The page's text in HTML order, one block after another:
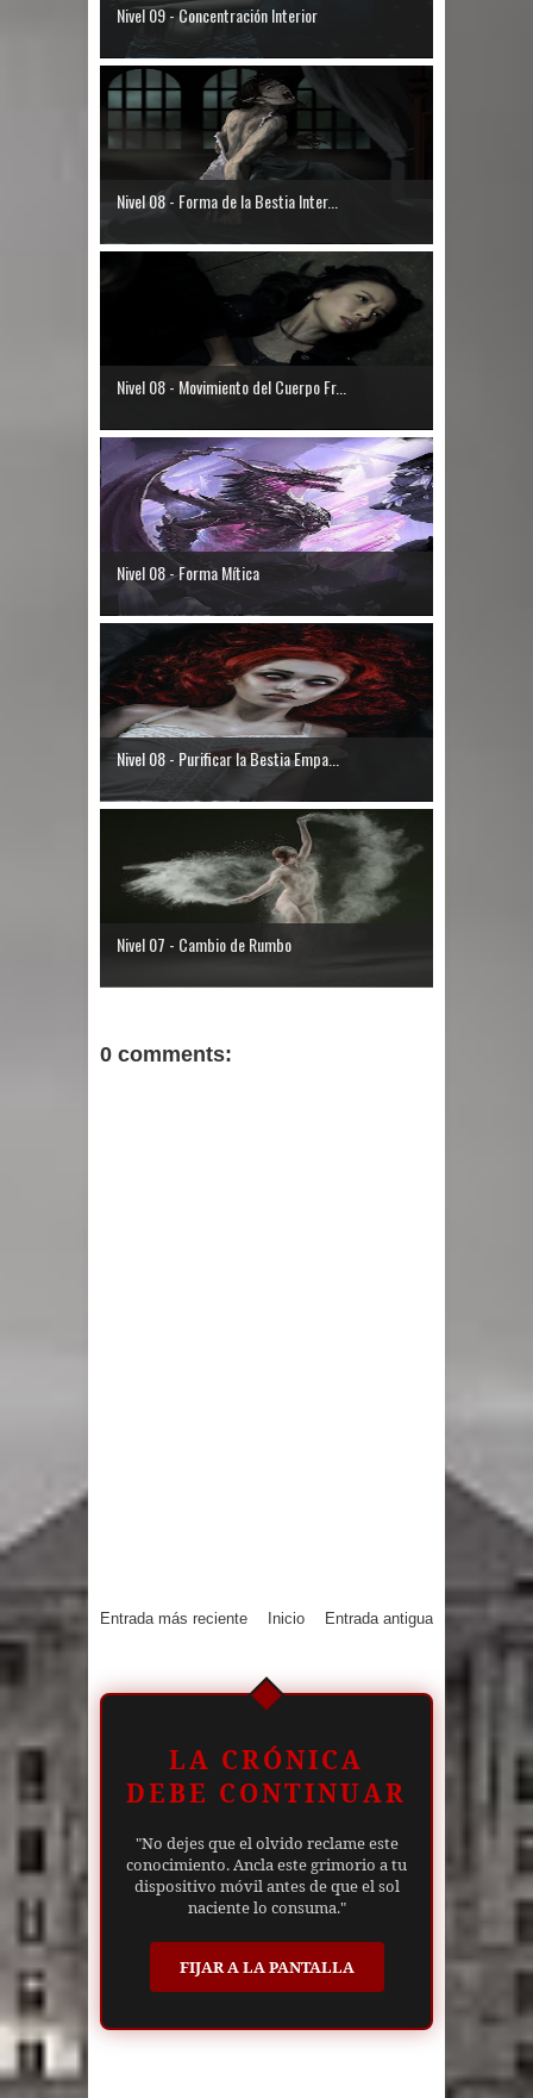
Nivel 09 - Concentración Interior
Nivel 08 - Forma de la Bestia Inter...
Nivel 08 - Movimiento del Cuerpo Fr...
Nivel 08 - Forma Mítica
Nivel 08 - Purificar la Bestia Empa...
Nivel 07 - Cambio de Rumbo
0 comments:
Entrada más reciente Entrada antigua
Inicio
LA CRÓNICA
DEBE CONTINUAR
"No dejes que el olvido reclame este
conocimiento. Ancla este grimorio a tu
dispositivo móvil antes de que el sol
naciente lo consuma."
FIJAR A LA PANTALLA